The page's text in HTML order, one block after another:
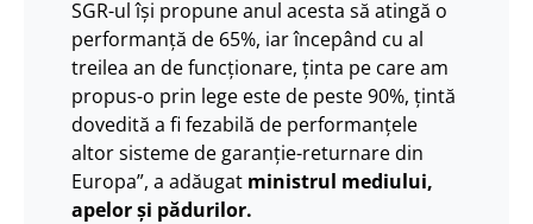
SGR-ul îşi propune anul acesta să atingă o
performanţă de 65%, iar începând cu al
treilea an de funcţionare, ţinta pe care am
propus-o prin lege este de peste 90%, ţintă
dovedită a fi fezabilă de performanțele
altor sisteme de garanţie-returnare din
Europa”, a adăugat ministrul mediului,
apelor și pădurilor.